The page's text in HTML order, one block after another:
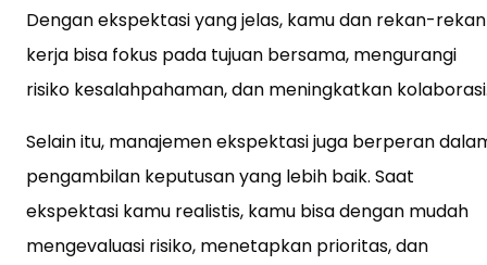
Dengan ekspektasi yang jelas, kamu dan rekan-rekan
kerja bisa fokus pada tujuan bersama, mengurangi
risiko kesalahpahaman, dan meningkatkan
Selain itu, manajemen ekspektasi juga berperan
pengambilan keputusan yang lebih baik. Saat
ekspektasi kamu realistis, kamu bisa dengan mudah
mengevaluasi risiko, menetapkan prioritas, dan